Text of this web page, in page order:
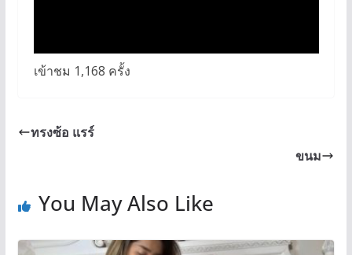
เข้าชม 1,168 ครั้ง
ทรงซ้อ แรร์
ขนม
You May Also Like